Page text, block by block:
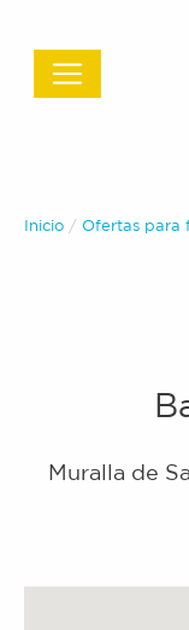
Inicio Ofertas para
Muralla de